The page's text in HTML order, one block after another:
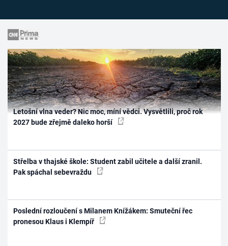
Letošní vlna veder? Nic moc, míní vědci. Vysvětlili, proč rok
2027 bude zřejmě daleko horší
Střelba v thajské škole: Student zabil učitele a další zranil.
Pak spáchal sebevraždu
Poslední rozloučení s Milanem Knížákem: Smuteční řec
pronesou Klaus i Klempíř